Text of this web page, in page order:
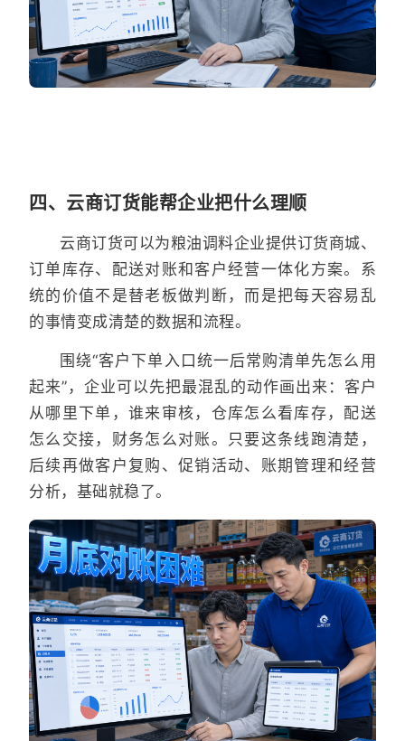
四、云商订货能帮企业把什么理顺
云商订货可以为粮油调料企业提供订货商城、
订单库存、配送对账和客户经营一体化方案。系
统的价值不是替老板做判断，而是把每天容易乱
的事情变成清楚的数据和流程。
围绕“客户下单入口统一后常购清单先怎么用
起来”，企业可以先把最混乱的动作画出来：客户
从哪里下单，谁来审核，仓库怎么看库存，配送
怎么交接，财务怎么对账。只要这条线跑清楚，
后续再做客户复购、促销活动、账期管理和经营
分析，基础就稳了。